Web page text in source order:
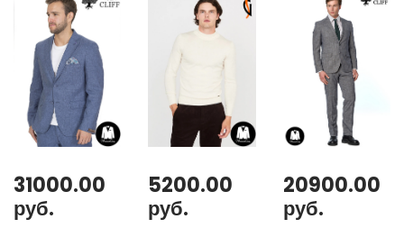
31000.00
руб.
5200.00
руб.
20900.00
руб.